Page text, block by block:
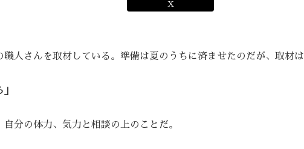
X
職人さんを取材している。準備は夏のうちに済ませたのだが、取材は
分の体力、気力と相談の上のことだ。